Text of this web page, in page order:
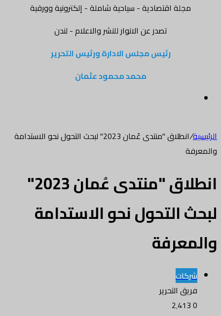
مجلة اقتصادية - سياحية شاملة - إلكترونية وورقية
تصدر عن الانوار للنشر والاعلام - لندن
رئيس مجلس الادارة ورئيس التحرير
محمد محمود عثمان
الرئيسية/
انطلاق "منتدى عُمان 2023" لبحث التحول نحو الاستدامة
والمعرفة
انطلاق "منتدى عُمان 2023"
لبحث التحول نحو الاستدامة
والمعرفة
شركات
فريق التحرير
0